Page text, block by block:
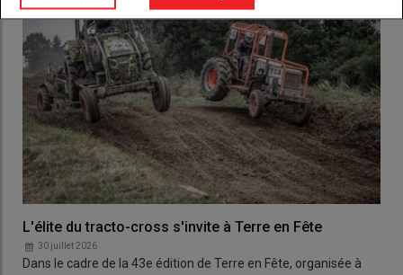
L'élite du tracto-cross s'invite à Terre en Fête
30 juillet 2026
Dans le cadre de la 43e édition de Terre en Fête, organisée à